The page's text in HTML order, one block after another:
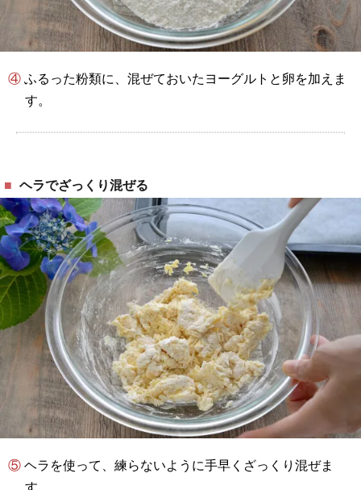
④ ふるった粉類に、混ぜておいたヨーグルトと卵を加えま
す。
ヘラでざっくり混ぜる
⑤ ヘラを使って、練らないように手早くざっくり混ぜま
す。